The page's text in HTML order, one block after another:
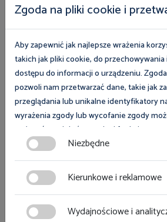
Hahn, Szef czeskiego Państwowego
Pracy stwierdził, że polska inspekcja
którym jego czeski odpowiednik
współpracę, a podpisany protokół
współpracy w nowych obszarach i
Galeria
Zgoda na pliki cookie i
Aby zapewnić jak najlepsze wrażenia
takich jak pliki cookie, do
dostępu do informacji o urządzeniu.
pozwoli nam przetwarzać dane, takie jak
przeglądania lub unikalne identyfikatory
wyrażenia zgody lub wycofanie zgody
wpłynąć na niektóre cechy i funkcje.
Zgoda na pliki cookies jest dobrowolna i
zmodyfikować w dowolnym momencie
ciasteczka w lewym dolnym rogu strony.
znajdziesz w
Niezbędne
Kierunkowe i reklamowe
Wydajnościowe i